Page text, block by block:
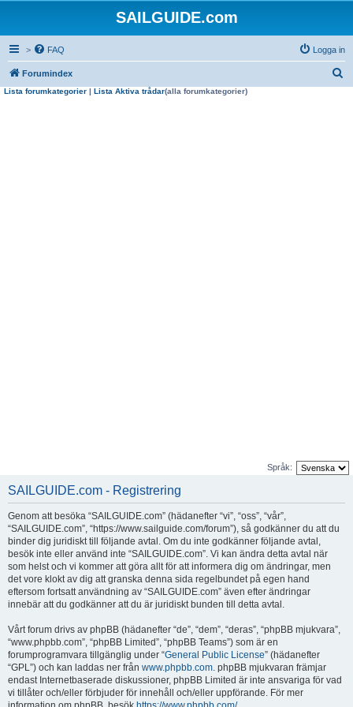
SAILGUIDE.com
> FAQ Logga in
Forumindex
Lista forumkategorier | Lista Aktiva trådar(alla forumkategorier)
Språk:
SAILGUIDE.com - Registrering
Genom att besöka “SAILGUIDE.com” (hädanefter “vi”, “oss”, “vår”,
“SAILGUIDE.com”, “https://www.sailguide.com/forum”), så godkänner du att du
binder dig juridiskt till följande avtal. Om du inte godkänner följande avtal,
besök inte eller använd inte “SAILGUIDE.com”. Vi kan ändra detta avtal när
som helst och vi kommer att göra allt för att informera dig om ändringar, men
det vore klokt av dig att granska denna sida regelbundet på egen hand
eftersom fortsatt användning av “SAILGUIDE.com” även efter ändringar
innebär att du godkänner att du är juridiskt bunden till detta avtal.
Vårt forum drivs av phpBB (hädanefter “de”, “dem”, “deras”, “phpBB mjukvara”,
“www.phpbb.com”, “phpBB Limited”, “phpBB Teams”) som är en
forumprogramvara tillgänglig under “General Public License” (hädanefter
“GPL”) och kan laddas ner från www.phpbb.com. phpBB mjukvaran främjar
endast Internetbaserade diskussioner, phpBB Limited är inte ansvariga för vad
vi tillåter och/eller förbjuder för innehåll och/eller uppförande. För mer